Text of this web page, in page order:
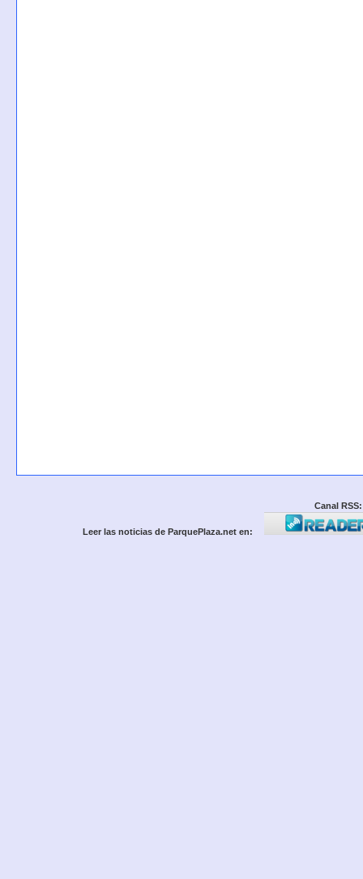
Canal RSS:
Leer las noticias de ParquePlaza.net en: